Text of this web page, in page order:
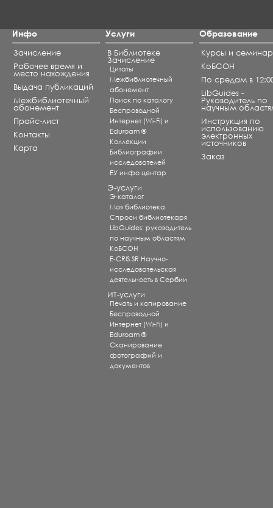
Инфо
Зачисление
Рабочее время и
место нахождения
Выдача публикаций
Межбиблиотечный
абонемент
Прайс-лист
Контакты
Карта
Услуги
В Библиотеке
Зачисление
Цитаты
Межбиблиотечный
абонемент
Поиск по каталогу
Беспроводной
Интернет (Wi-Fi) и
Eduroam ®
Коллекции
Библиографии
исследователей
ЕУ инфо центар
Э-услуги
Э-каталог
Моя библиотека
Спроси библиотекаря
LibGuides: руководитель
по научным областям
КоБСОН
E-CRIS.SR Научно-
исследовательская
деятельность в Сербии
ИТ-услуги
Печать и копирование
Беспроводной
Интернет (Wi-Fi) и
Eduroam ®
Сканирование
фотографий и
документов
Образование
Курсы и
КоБСОН
По средам в
LibGuides -
Руководитель по
научным
Инструкция по
использованию
электронных
источников
Заказ